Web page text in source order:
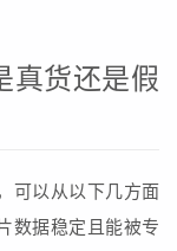
真货还是假
可以从以下几方面
数据稳定且能被专